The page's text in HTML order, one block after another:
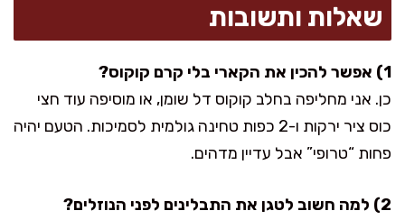
שאלות ותשובות
1) אפשר להכין את הקארי בלי קרם קוקוס?
כן. אני מחליפה בחלב קוקוס דל שומן, או מוסיפה עוד חצי
כוס ציר ירקות ו-2 כפות טחינה גולמית לסמיכות. הטעם יהיה
פחות “טרופי” אבל עדיין מדהים.
2) למה חשוב לטגן את התבלינים לפני הנוזלים?